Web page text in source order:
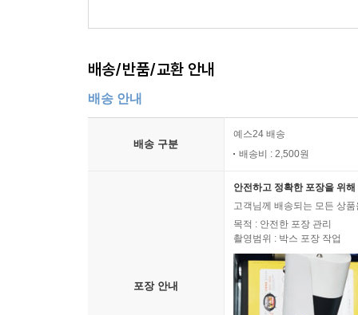
배송/반품/교환 안내
배송 안내
배송 구분
예스24 배송
배송비 : 2,500원
포장 안내
안전하고 정확한 포장을 위
고객님께 배송되는 모든 상
목적 : 안전한 포장 관리
촬영범위 : 박스 포장 작업